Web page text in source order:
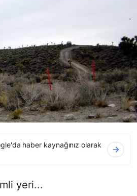
haber kaynağınız olarak
yeri...